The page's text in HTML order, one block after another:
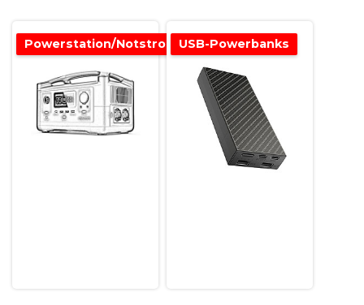
Powerstation/Notstromversorgung
USB-Powerbanks